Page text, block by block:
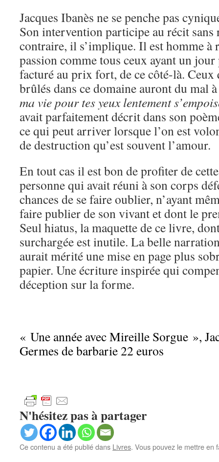
Jacques Ibanès ne se penche pas
Son intervention participe au récit sans
contraire, il s’implique. Il est homme à
passion comme tous ceux ayant un
facturé au prix fort, de ce côté-là. Ceux
brûlés dans ce domaine auront du mal
ma vie pour tes yeux lentement
avait parfaitement décrit dans son
ce qui peut arriver lorsque l’on est
de destruction qu’est souvent l’amour.
En tout cas il est bon de profiter de
personne qui avait réuni à son corps
chances de se faire oublier, n’ayant
faire publier de son vivant et dont le
Seul hiatus, la maquette de ce livre,
surchargée est inutile. La belle
aurait mérité une mise en page plus
papier. Une écriture inspirée qui
déception sur la forme.
« Une année avec Mireille Sorgue »,
Germes de barbarie 22 euros
N'hésitez pas à partager
Ce contenu a été publié dans Livres. Vous pouvez le mettre en